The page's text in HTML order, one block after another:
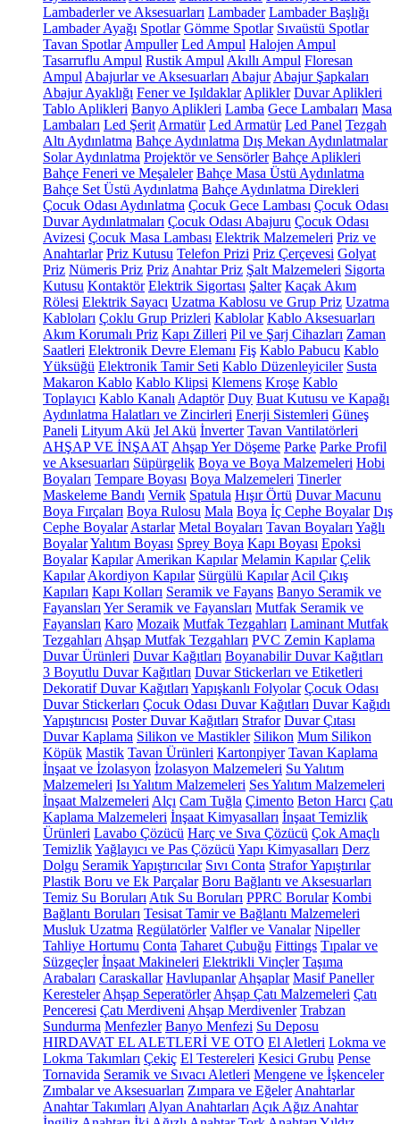
Lambaderler ve Aksesuarları Lambader Lambader Başlığı
Lambader Ayağı Spotlar Gömme Spotlar Sıvaüstü Spotlar
Tavan Spotlar Ampuller Led Ampul Halojen Ampul
Tasarruflu Ampul Rustik Ampul Akıllı Ampul Floresan
Ampul Abajurlar ve Aksesuarları Abajur Abajur Şapkaları
Abajur Ayaklığı Fener ve Işıldaklar Aplikler Duvar Aplikleri
Tablo Aplikleri Banyo Aplikleri Lamba Gece Lambaları Masa
Lambaları Led Şerit Armatür Led Armatür Led Panel Tezgah
Altı Aydınlatma Bahçe Aydınlatma Dış Mekan Aydınlatmalar
Solar Aydınlatma Projektör ve Sensörler Bahçe Aplikleri
Bahçe Feneri ve Meşaleler Bahçe Masa Üstü Aydınlatma
Bahçe Set Üstü Aydınlatma Bahçe Aydınlatma Direkleri
Çocuk Odası Aydınlatma Çocuk Gece Lambası Çocuk Odası
Duvar Aydınlatmaları Çocuk Odası Abajuru Çocuk Odası
Avizesi Çocuk Masa Lambası Elektrik Malzemeleri Priz ve
Anahtarlar Priz Kutusu Telefon Prizi Priz Çerçevesi Golyat
Priz Nümeris Priz Priz Anahtar Priz Şalt Malzemeleri Sigorta
Kutusu Kontaktör Elektrik Sigortası Şalter Kaçak Akım
Rölesi Elektrik Sayacı Uzatma Kablosu ve Grup Priz Uzatma
Kabloları Çoklu Grup Prizleri Kablolar Kablo Aksesuarları
Akım Korumalı Priz Kapı Zilleri Pil ve Şarj Cihazları Zaman
Saatleri Elektronik Devre Elemanı Fiş Kablo Pabucu Kablo
Yüksüğü Elektronik Tamir Seti Kablo Düzenleyiciler Susta
Makaron Kablo Kablo Klipsi Klemens Kroşe Kablo
Toplayıcı Kablo Kanalı Adaptör Duy Buat Kutusu ve Kapağı
Aydınlatma Halatları ve Zincirleri Enerji Sistemleri Güneş
Paneli Lityum Akü Jel Akü İnverter Tavan Vantilatörleri
AHŞAP VE İNŞAAT Ahşap Yer Döşeme Parke Parke Profil
ve Aksesuarları Süpürgelik Boya ve Boya Malzemeleri Hobi
Boyaları Tempare Boyası Boya Malzemeleri Tinerler
Maskeleme Bandı Vernik Spatula Hışır Örtü Duvar Macunu
Boya Fırçaları Boya Rulosu Mala Boya İç Cephe Boyalar Dış
Cephe Boyalar Astarlar Metal Boyaları Tavan Boyaları Yağlı
BoyalarYalıtım Boyası Sprey Boya Kapı Boyası Epoksi
Boyalar Kapılar Amerikan Kapılar Melamin Kapılar Çelik
Kapılar Akordiyon Kapılar Sürgülü Kapılar Acil Çıkış
Kapıları Kapı Kolları Seramik ve Fayans Banyo Seramik ve
Fayansları Yer Seramik ve Fayansları Mutfak Seramik ve
Fayansları Karo Mozaik Mutfak Tezgahları Laminant Mutfak
Tezgahları Ahşap Mutfak Tezgahları PVC Zemin Kaplama
Duvar Ürünleri Duvar Kağıtları Boyanabilir Duvar Kağıtları
3 Boyutlu Duvar Kağıtları Duvar Stickerları ve Etiketleri
Dekoratif Duvar Kağıtları Yapışkanlı Folyolar Çocuk Odası
Duvar Stickerları Çocuk Odası Duvar Kağıtları Duvar Kağıdı
Yapıştırıcısı Poster Duvar Kağıtları Strafor Duvar Çıtası
Duvar Kaplama Silikon ve Mastikler Silikon Mum Silikon
Köpük Mastik Tavan Ürünleri Kartonpiyer Tavan Kaplama
İnşaat ve İzolasyon İzolasyon Malzemeleri Su Yalıtım
Malzemeleri Isı Yalıtım Malzemeleri Ses Yalıtım Malzemeleri
İnşaat Malzemeleri Alçı Cam Tuğla Çimento Beton Harcı Çatı
Kaplama Malzemeleri İnşaat Kimyasalları İnşaat Temizlik
Ürünleri Lavabo Çözücü Harç ve Sıva Çözücü Çok Amaçlı
TemizlikYağlayıcı ve Pas Çözücü Yapı Kimyasalları Derz
Dolgu Seramik Yapıştırıcılar Sıvı Conta Strafor Yapıştırılar
Plastik Boru ve Ek Parçalar Boru Bağlantı ve Aksesuarları
Temiz Su Boruları Atık Su Boruları PPRC Borular Kombi
Bağlantı Boruları Tesisat Tamir ve Bağlantı Malzemeleri
Musluk Uzatma Regülatörler Valfler ve Vanalar Nipeller
Tahliye Hortumu Conta Taharet Çubuğu Fittings Tıpalar ve
Süzgeçler İnşaat Makineleri Elektrikli Vinçler Taşıma
Arabaları Caraskallar Havlupanlar Ahşaplar Masif Paneller
Keresteler Ahşap Seperatörler Ahşap Çatı Malzemeleri Çatı
Penceresi Çatı Merdiveni Ahşap Merdivenler Trabzan
Sundurma Menfezler Banyo Menfezi Su Deposu
HIRDAVAT EL ALETLERİ VE OTO El Aletleri Lokma ve
Lokma Takımları Çekiç El Testereleri Kesici Grubu Pense
Tornavida Seramik ve Sıvacı Aletleri Mengene ve İşkenceler
Zımbalar ve Aksesuarları Zımpara ve Eğeler Anahtarlar
Anahtar Takımları Alyan Anahtarları Açık Ağız Anahtar